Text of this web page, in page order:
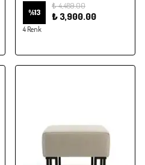
%13
₺ 4,489.00
₺ 3,900.00
4 Renk